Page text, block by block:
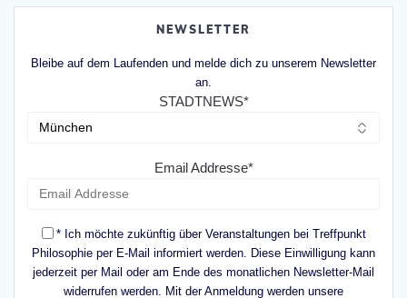
NEWSLETTER
Bleibe auf dem Laufenden und melde dich zu unserem Newsletter
an.
STADTNEWS*
Email Addresse*
* Ich möchte zukünftig über Veranstaltungen bei Treffpunkt
Philosophie per E-Mail informiert werden. Diese Einwilligung kann
jederzeit per Mail oder am Ende des monatlichen Newsletter-Mail
widerrufen werden. Mit der Anmeldung werden unsere